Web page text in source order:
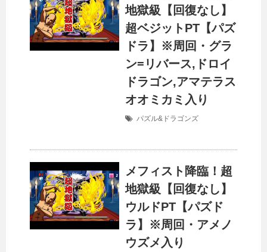
地獄級【回復なし】
超ベジットPT【パズ
ドラ】※周回・グラ
ン=リバース,ドロイ
ドラゴン,アマテラス
オオミカミ入り
パズル&ドラゴンズ
メフィスト降臨！超
地獄級【回復なし】
ウルドPT【パズド
ラ】※周回・アメノ
ウズメ入り